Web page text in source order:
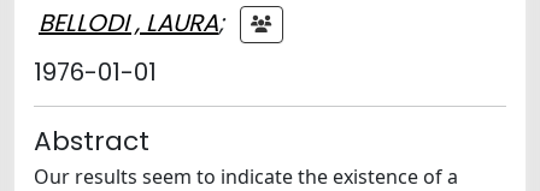
BELLODI , LAURA;
1976-01-01
Abstract
Our results seem to indicate the existence of a